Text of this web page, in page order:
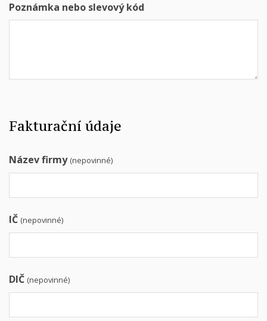
Poznámka nebo slevový kód
Fakturační údaje
Název firmy (nepovinné)
IČ (nepovinné)
DIČ (nepovinné)